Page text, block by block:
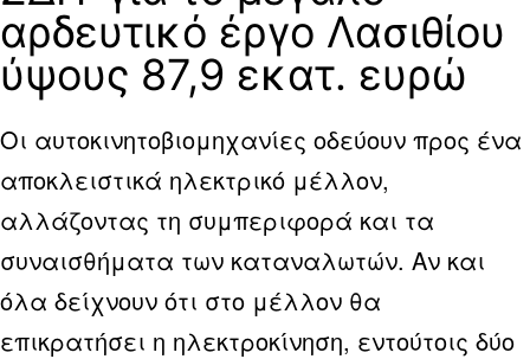
αρδευτικό έργο Λασιθίου
ύψους 87,9 εκατ. ευρώ
Οι αυτοκινητοβιομηχανίες οδεύουν προς ένα
αποκλειστικά ηλεκτρικό μέλλον,
αλλάζοντας τη συμπεριφορά και τα
συναισθήματα των καταναλωτών. Αν και
όλα δείχνουν ότι στο μέλλον θα
επικρατήσει η ηλεκτροκίνηση, εντούτοις δύο